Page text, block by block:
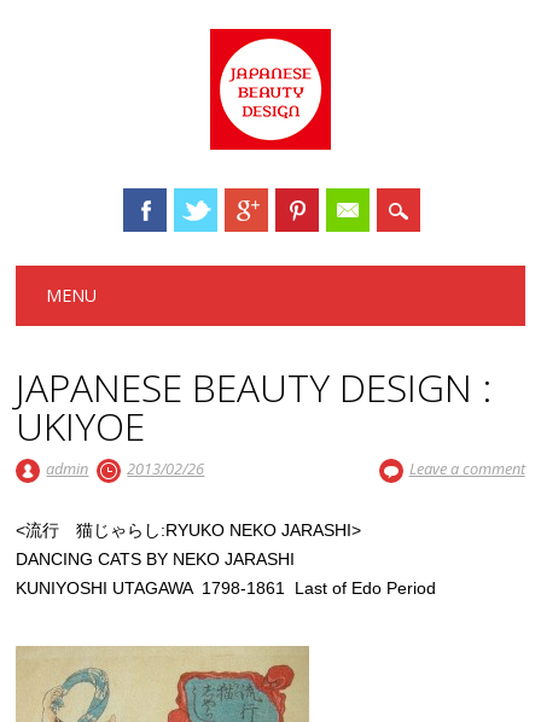
Main menu
MENU
JAPANESE BEAUTY DESIGN :
UKIYOE
admin 2013/02/26 Leave a comment
<流行 猫じゃらし:RYUKO NEKO JARASHI>
DANCING CATS BY NEKO JARASHI
KUNIYOSHI UTAGAWA 1798-1861 Last of Edo Period